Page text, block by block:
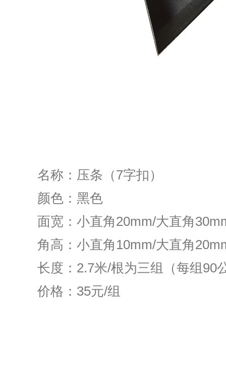
名称：压条（7字扣）
颜色：黑色
面宽：小直角20mm/大直角
角高：小直角10mm/大直角
长度：2.7米/根为三组（每组90
价格：35元/组